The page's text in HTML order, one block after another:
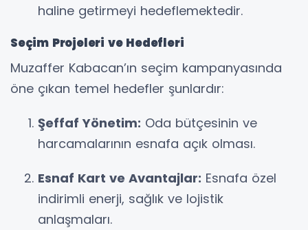
haline getirmeyi hedeflemektedir.
Seçim Projeleri ve Hedefleri
Muzaffer Kabacan’ın seçim kampanyasında
öne çıkan temel hedefler şunlardır:
Şeffaf Yönetim: Oda bütçesinin ve
harcamalarının esnafa açık olması.
Esnaf Kart ve Avantajlar: Esnafa özel
indirimli enerji, sağlık ve lojistik
anlaşmaları.